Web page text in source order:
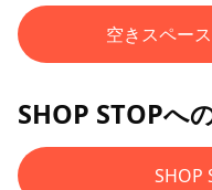
空きスペー
SHOP STOPへ
SHOP